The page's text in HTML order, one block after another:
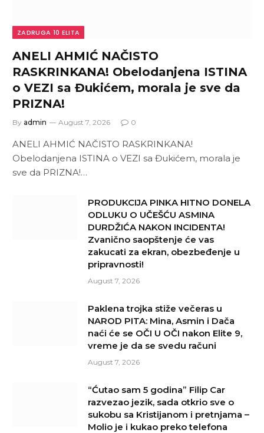
ZADRUGA 10 ELITA
ANELI AHMIĆ NAČISTO
RASKRINKANA! Obelodanjena ISTINA
o VEZI sa Đukićem, morala je sve da
PRIZNA!
By admin August 7, 2026 0
ANELI AHMIĆ NAČISTO RASKRINKANA!
Obelodanjena ISTINA o VEZI sa Đukićem, morala je
sve da PRIZNA!…
PRODUKCIJA PINKA HITNO DONELA
ODLUKU O UČEŠĆU ASMINA
DURDŽIĆA NAKON INCIDENTA!
Zvanično saopštenje će vas
zakucati za ekran, obezbeđenje u
pripravnosti!
August 7, 2026
Paklena trojka stiže večeras u
NAROD PITA: Mina, Asmin i Dača
naći će se OČI U OČI nakon Elite 9,
vreme je da se svedu računi
August 7, 2026
“Ćutao sam 5 godina” Filip Car
razvezao jezik, sada otkrio sve o
sukobu sa Kristijanom i pretnjama –
Molio je i kukao preko telefona